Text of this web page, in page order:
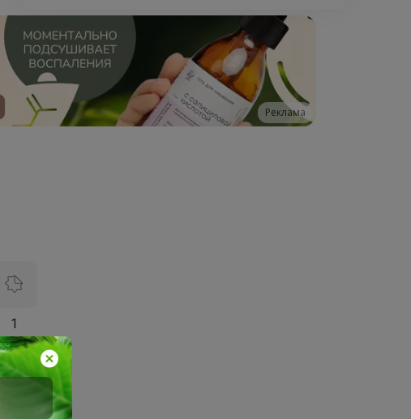
Реклама
1